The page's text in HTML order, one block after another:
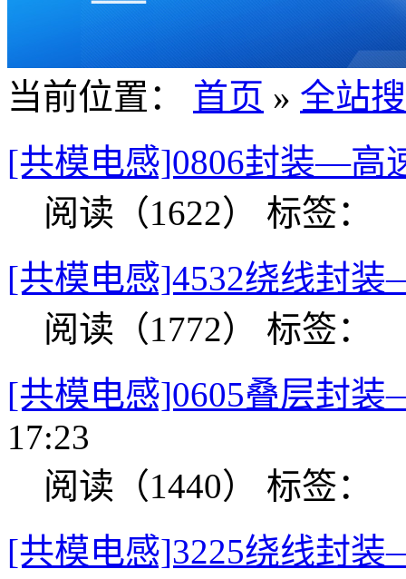
当前位置： 首页 » 全站
[共模电感]0806封装—高
阅读（1622） 标签：
[共模电感]4532绕线封
阅读（1772） 标签：
[共模电感]0605叠层封
17:23
阅读（1440） 标签：
[共模电感]3225绕线封